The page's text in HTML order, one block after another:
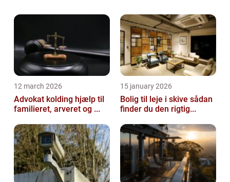
rådighed ...
12 march 2026
Advokat kolding hjælp til
familieret, arveret og ...
15 january 2026
Bolig til leje i skive sådan
finder du den rigtig...